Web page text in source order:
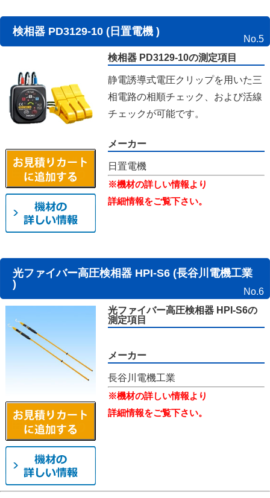
検相器 PD3129-10 (日置電機 )
No.5
検相器 PD3129-10の測定項目
静電誘導式電圧クリップを用いた三
相電路の相順チェック、および活線
チェックが可能です。
メーカー
日置電機
※機材の詳しい情報より
詳細情報をご覧下さい。
光ファイバー高圧検相器 HPI-S6 (長谷川電機工業
)
No.6
光ファイバー高圧検相器 HPI-S6の
測定項目
メーカー
長谷川電機工業
※機材の詳しい情報より
詳細情報をご覧下さい。